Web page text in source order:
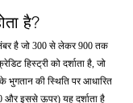
है?
है जो 300 से लेकर 900 तक
हिस्ट्री को दर्शाता है, जो
भुगतान की स्थिति पर आधारित
और इससे ऊपर) यह दर्शाता है